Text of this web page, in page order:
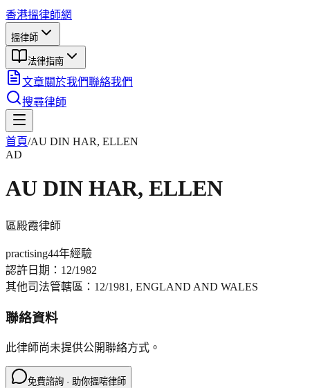
香港搵律師網
搵律師
法律指南
文章關於我們聯絡我們
搜尋律師
首頁/AU DIN HAR, ELLEN
AD
AU DIN HAR, ELLEN
區殿霞律師
practising44年經驗
認許日期： 12/1982
其他司法管轄區： 12/1981, ENGLAND AND WALES
聯絡資料
此律師尚未提供公開聯絡方式。
免費諮詢 · 助你搵啱律師